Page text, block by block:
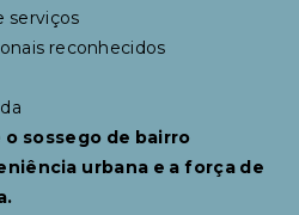
serviços
reconhecidos
o sossego de bairro
urbana e a força de